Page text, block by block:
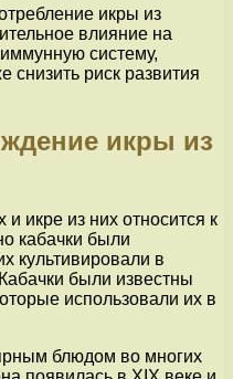
икры из
влияние на
систему,
снизить риск развития
икры из
икре из них относится к
кабачки были
культивировали в
были известны
использовали их в
блюдом во многих